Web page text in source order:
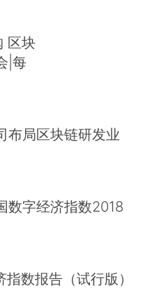
区块
|每
布局区块链研发业
字经济指数2018
数报告（试行版）